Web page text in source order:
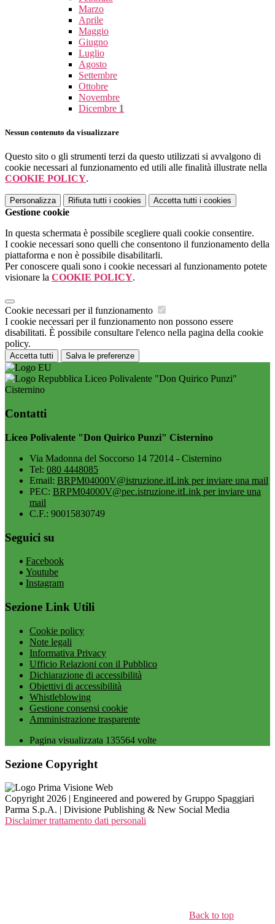
Marzo
Aprile
Maggio
Giugno
Luglio
Agosto
Settembre
Ottobre
Novembre
Dicembre 1
Nessun contenuto da visualizzare
Questo sito o gli strumenti terzi da questo utilizzati si avvalgono di
cookie necessari al funzionamento ed utili alle finalità illustrate nella
COOKIE POLICY.
Personalizza Rifiuta tutti i cookies Accetta tutti i cookies
Gestione cookie
In questa schermata è possibile scegliere quali cookie consentire.
I cookie necessari sono quelli che consentono il funzionamento della
piattaforma e non è possibile disabilitarli.
Per conoscere quali sono i cookie necessari al funzionamento potete
visionare la COOKIE POLICY.
Cookie necessari per il funzionamento
I cookie necessari per il funzionamento non possono essere
disabilitati. È possibile consultare l'elenco nella pagina della cookie
policy.
Accetta tutti Salva le preferenze
Liceo Polivalente "Don Quirico Punzi"
Cisternino
Contatti
Liceo Polivalente "Don Quirico Punzi" Cisternino
Via Madonna del Soccorso 14 72014 - Cisternino
Tel: 080 4448085
Email: BRPM04000V@istruzione.itLink per inviare una mail
PEC: BRPM04000V@pec.istruzione.itLink per inviare una
mail
C.F.: 90015830749
Seguici su
Facebook
Youtube
Instagram
Sezione Link Utili
Cookie policy
Note legali
Informativa Privacy
Ufficio Relazioni con il Pubblico
Dichiarazione di accessibilità
Obiettivi di accessibilità
Whistleblowing
Gestione consensi cookie
Amministrazione trasparente
Pagina visualizzata 135564 volte
Sezione Copyright
Copyright 2026 | Engineered and powered by Gruppo Spaggiari
Parma S.p.A. | Divisione Publishing & New Social Media
Disclaimer trattamento dati personali
Back to top